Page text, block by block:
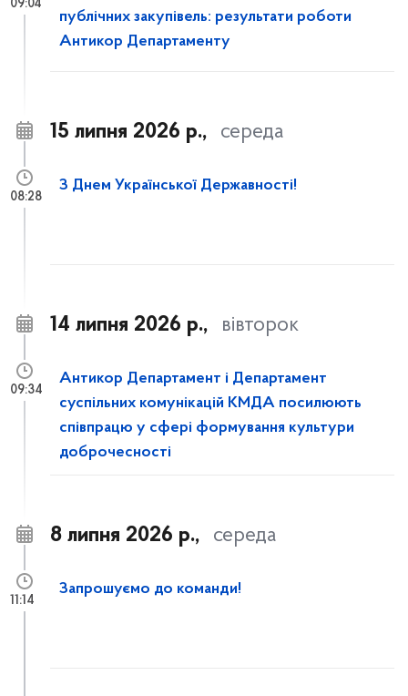
публічних закупівель: результати роботи
Антикор Департаменту
09:04
15 липня 2026 р., середа
З Днем Української Державності!
08:28
14 липня 2026 р., вівторок
Антикор Департамент і Департамент
суспільних комунікацій КМДА посилюють
співпрацю у сфері формування культури
доброчесності
09:34
8 липня 2026 р., середа
Запрошуємо до команди!
11:14